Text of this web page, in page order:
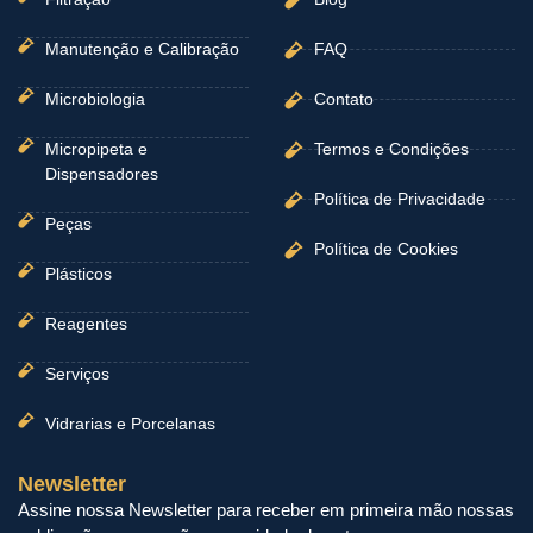
Manutenção e Calibração
Microbiologia
Micropipeta e
Dispensadores
Peças
Plásticos
Reagentes
Serviços
Vidrarias e Porcelanas
FAQ
Contato
Termos e Condições
Política de Privacidade
Política de Cookies
Newsletter
Assine nossa Newsletter para receber em primeira mão nossas